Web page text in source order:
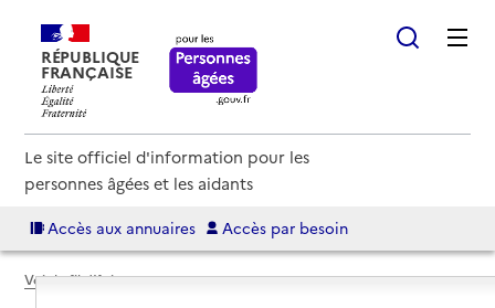
RÉPUBLIQUE
FRANÇAISE
Le site officiel d'information pour les
personnes âgées et les aidants
Accès aux annuaires Accès par besoin
Voir le fil d’Ariane